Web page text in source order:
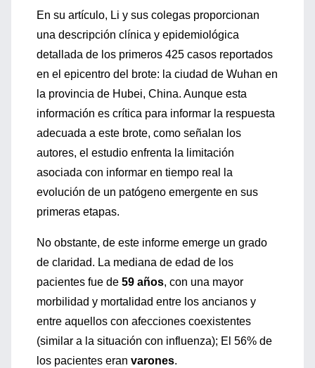
En su artículo, Li y sus colegas proporcionan
una descripción clínica y epidemiológica
detallada de los primeros 425 casos reportados
en el epicentro del brote: la ciudad de Wuhan en
la provincia de Hubei, China. Aunque esta
información es crítica para informar la respuesta
adecuada a este brote, como señalan los
autores, el estudio enfrenta la limitación
asociada con informar en tiempo real la
evolución de un patógeno emergente en sus
primeras etapas.
No obstante, de este informe emerge un grado
de claridad. La mediana de edad de los
pacientes fue de 59 años, con una mayor
morbilidad y mortalidad entre los ancianos y
entre aquellos con afecciones coexistentes
(similar a la situación con influenza); El 56% de
los pacientes eran varones.